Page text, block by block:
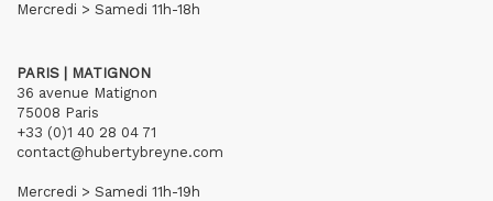
Mercredi > Samedi 11h-18h
PARIS | MATIGNON
36 avenue Matignon
75008 Paris
+33 (0)1 40 28 04 71
contact@hubertybreyne.com
Mercredi > Samedi 11h-19h